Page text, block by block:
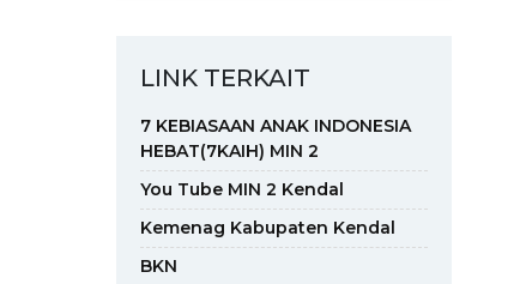
LINK TERKAIT
7 KEBIASAAN ANAK INDONESIA
HEBAT(7KAIH) MIN 2
You Tube MIN 2 Kendal
Kemenag Kabupaten Kendal
BKN